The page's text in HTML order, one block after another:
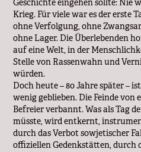
Geschichte eingehen sollte: Nie
Krieg. Für viele war es der erste
ohne Verfolgung, ohne
ohne Lager. Die Überlebenden
auf eine Welt, in der
Stelle von Rassenwahn und
würden.
Doch heute – 80 Jahre später –
wenig geblieben. Die Feinde
Befreier verbannt. Was als Tag
müsste, wird entkernt,
durch das Verbot sowjetischer
offiziellen Gedenkstätten, durch